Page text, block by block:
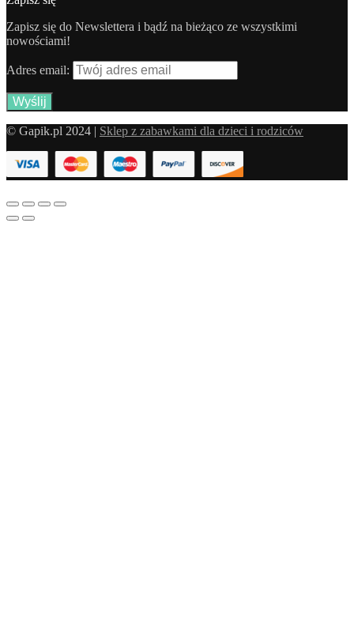
Zapisz się do Newslettera i bądź na bieżąco ze wszystkimi
nowościami!
Adres email:
© Gapik.pl 2024 | Sklep z zabawkami dla dzieci i rodziców